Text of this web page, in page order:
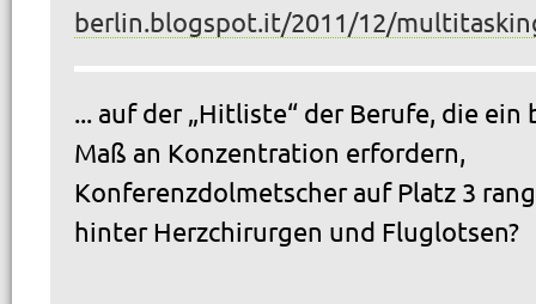
berlin.blogspot.it/2011/12/
... auf der „Hitliste“ der Berufe, die ein
Maß an Konzentration erfordern,
Konferenzdolmetscher auf Platz 3
hinter Herzchirurgen und Fluglotsen?